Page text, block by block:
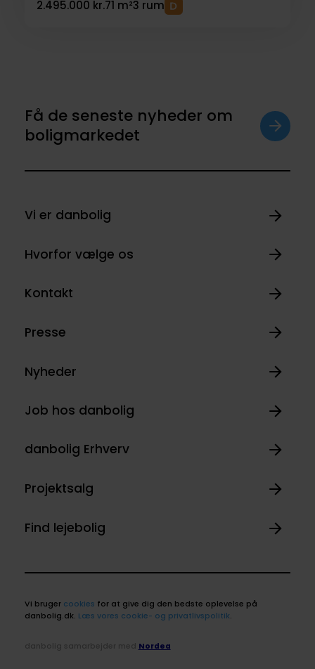
2.495.000 kr.71 m²3 rum
Få de seneste nyheder om
boligmarkedet
Vi er danbolig
Hvorfor vælge os
Kontakt
Presse
Nyheder
Job hos danbolig
danbolig Erhverv
Projektsalg
Find lejebolig
Vi bruger cookies for at give dig den bedste oplevelse på
danbolig.dk. Læs vores cookie- og privatlivspolitik.
Nordea